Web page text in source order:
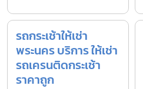
รถกระเช้าให้เช่า
พระนคร บริการ ให้เช่า
รถเครนติดกระเช้า
ราคาถูก